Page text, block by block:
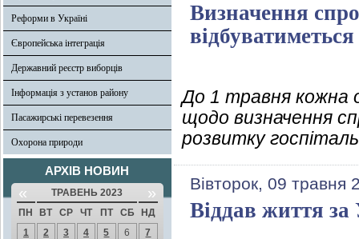
Реформи в Україні
Європейська інтеграція
Державний реєстр виборців
Інформація з установ району
Пасажирські перевезення
Охорона природи
АРХІВ НОВИН
« ТРАВЕНЬ 2023 »
ПН ВТ СР ЧТ ПТ СБ
НД
1
2 3 4 5 6
7
Визначення
відбуватиметься
До 1 травня кожна
щодо визначення
розвитку
Вівторок, 09 травня
Віддав життя